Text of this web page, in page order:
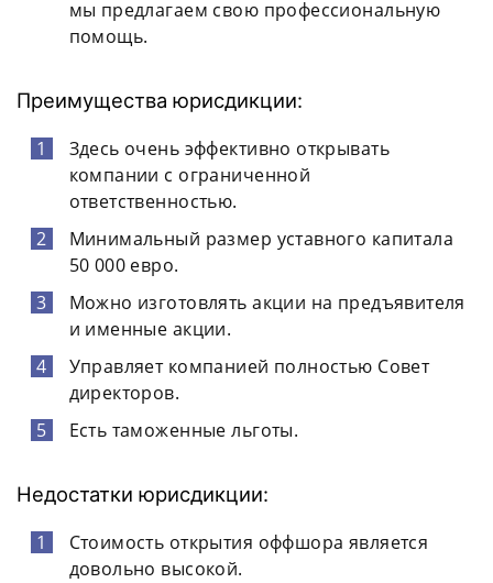
мы предлагаем свою профессиональную
помощь.
Преимущества юрисдикции:
Здесь очень эффективно открывать
компании с ограниченной
ответственностью.
Минимальный размер уставного капитала
50 000 евро.
Можно изготовлять акции на предъявителя
и именные акции.
Управляет компанией полностью Совет
директоров.
Есть таможенные льготы.
Недостатки юрисдикции:
Стоимость открытия оффшора является
довольно высокой.